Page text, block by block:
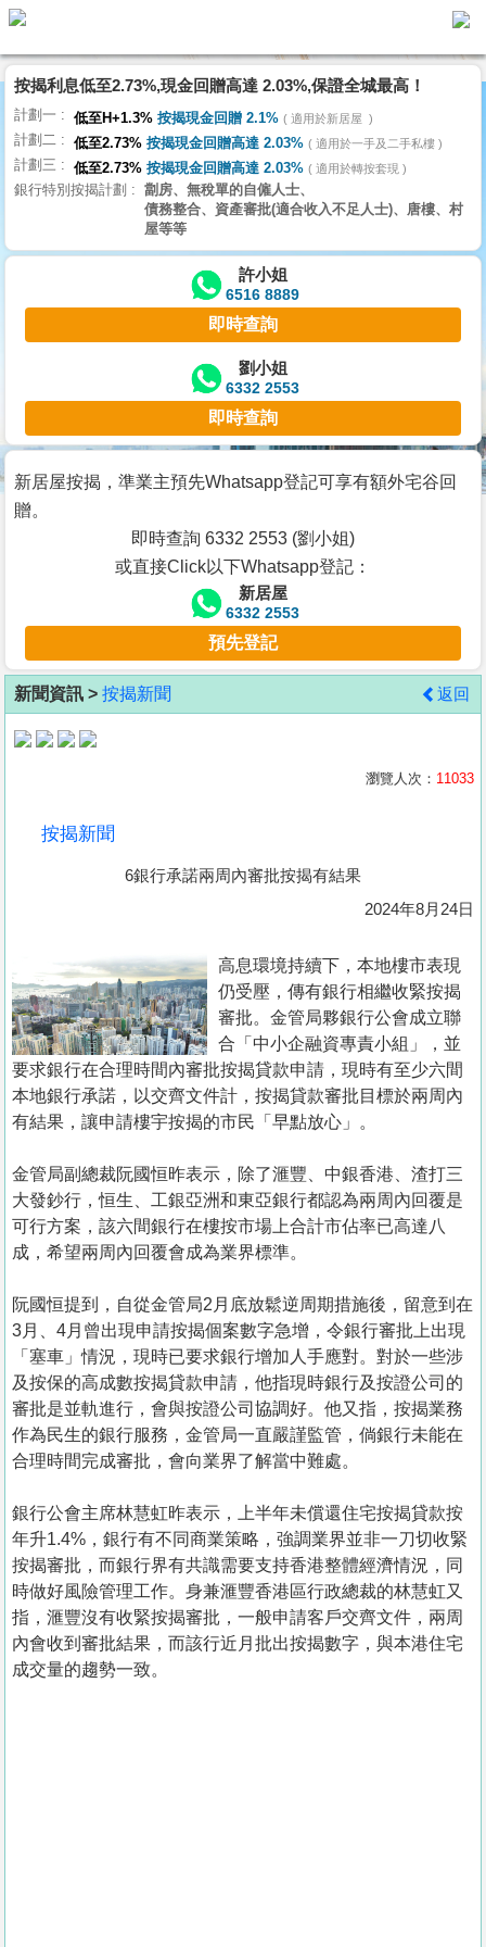
代
理
主
頁
搵
樓/
交
業
主
宅
谷
按
客
地
產
置
業
手
冊
關
我
們
按揭利息低至2.73%,現金回贈高達 2.03%,保證全城最高！
計劃一 低至H+1.3% 按揭現金回贈 2.1% 適用於新居屋
計劃二 低至2.73% 按揭現金回贈高達 2.03% 適用於一手及二手私樓
計劃三 低至2.73% 按揭現金回贈高達 2.03% 適用於轉按套現
銀行特別按揭計劃
劏房、無稅單的自僱人士、
債務整合、資產審批(適合收入不足人士)、唐樓、村
屋等等
許小姐
6516 8889
即時查詢
劉小姐
6332 2553
即時查詢
新居屋按揭，準業主預先Whatsapp登記可享有額外宅谷回
贈。
即時查詢 6332 2553 (劉小姐)
或直接Click以下Whatsapp登記：
新居屋
6332 2553
預先登記
新聞資訊 > 按揭新聞 返回
瀏覽人次： 11033
按揭新聞
6銀行承諾兩周內審批按揭有結果
2024年8月24日
高息環境持續下，本地樓市表現
仍受壓，傳有銀行相繼收緊按揭
審批。金管局夥銀行公會成立聯
合「中小企融資專責小組」，並
要求銀行在合理時間內審批按揭貸款申請，現時有至少六間
本地銀行承諾，以交齊文件計，按揭貸款審批目標於兩周內
有結果，讓申請樓宇按揭的市民「早點放心」。
金管局副總裁阮國恒昨表示，除了滙豐、中銀香港、渣打三
大發鈔行，恒生、工銀亞洲和東亞銀行都認為兩周內回覆是
可行方案，該六間銀行在樓按市場上合計市佔率已高達八
成，希望兩周內回覆會成為業界標準。
阮國恒提到，自從金管局2月底放鬆逆周期措施後，留意到在
3月、4月曾出現申請按揭個案數字急增，令銀行審批上出現
「塞車」情況，現時已要求銀行增加人手應對。對於一些涉
及按保的高成數按揭貸款申請，他指現時銀行及按證公司的
審批是並軌進行，會與按證公司協調好。他又指，按揭業務
作為民生的銀行服務，金管局一直嚴謹監管，倘銀行未能在
合理時間完成審批，會向業界了解當中難處。
銀行公會主席林慧虹昨表示，上半年未償還住宅按揭貸款按
年升1.4%，銀行有不同商業策略，強調業界並非一刀切收緊
按揭審批，而銀行界有共識需要支持香港整體經濟情況，同
時做好風險管理工作。身兼滙豐香港區行政總裁的林慧虹又
指，滙豐沒有收緊按揭審批，一般申請客戶交齊文件，兩周
內會收到審批結果，而該行近月批出按揭數字，與本港住宅
成交量的趨勢一致。